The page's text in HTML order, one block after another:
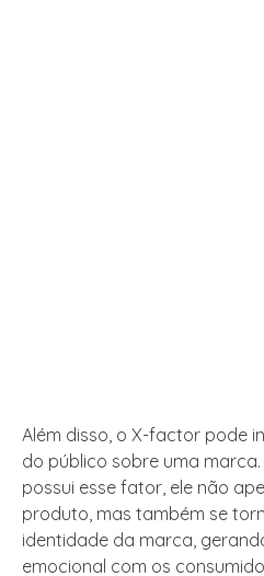
Além disso, o X-factor pode
do público sobre uma
possui esse fator, ele não
produto, mas também se
identidade da marca,
emocional com os